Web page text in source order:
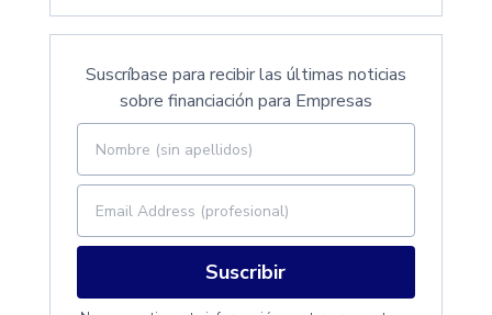
Suscríbase para recibir las últimas noticias
sobre financiación para Empresas
Suscribir